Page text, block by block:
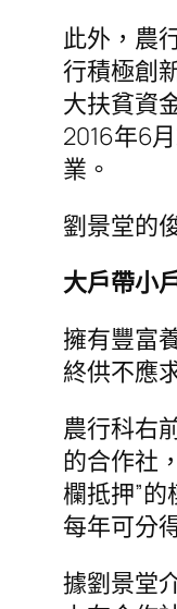
此外，農
行積極創
大扶貧資
2016年6
業。
劉景堂的
大戶帶小
擁有豐富
終供不應
農行科右
的合作社
欄抵押”
每年可分
據劉景堂